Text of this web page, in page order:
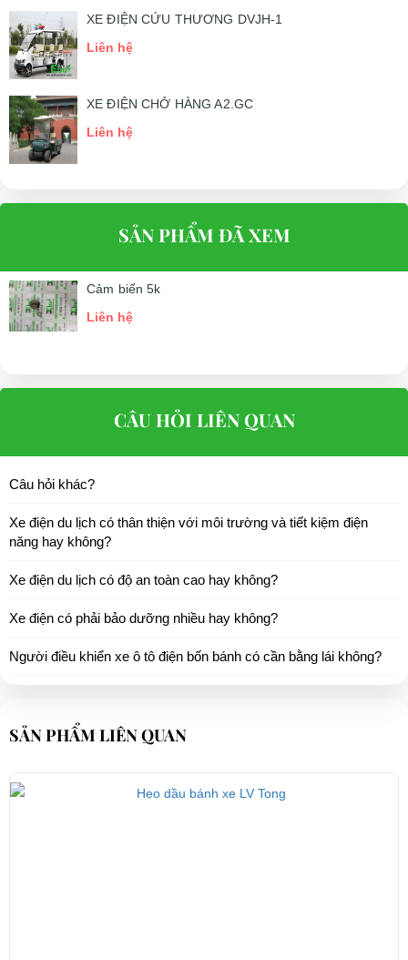
XE ĐIỆN CỨU THƯƠNG DVJH-1
Liên hệ
XE ĐIỆN CHỞ HÀNG A2.GC
Liên hệ
SẢN PHẨM ĐÃ XEM
Cảm biến 5k
Liên hệ
CÂU HỎI LIÊN QUAN
Câu hỏi khác?
Xe điện du lịch có thân thiện với môi trường và tiết kiệm điện
năng hay không?
Xe điện du lịch có độ an toàn cao hay không?
Xe điện có phải bảo dưỡng nhiều hay không?
Người điều khiển xe ô tô điện bốn bánh có cần bằng lái không?
SẢN PHẨM LIÊN QUAN